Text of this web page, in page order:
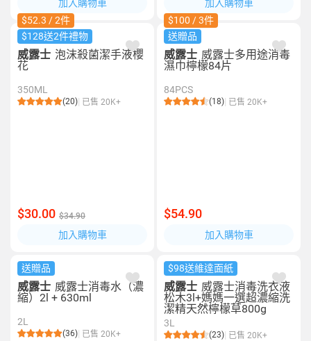
加入購物車
加入購物車
$52.3 / 2件
$128送2件禮物
威露士 泡沫殺菌潔手液櫻
花
350ML
(20) 已售 20K+
$30.00 $34.90
加入購物車
$100 / 3件
送贈品
威露士 威露士多用途消毒
濕巾檸檬84片
84PCS
(18) 已售 20K+
$54.90
加入購物車
送贈品
威露士 威露士消毒水（濃
縮）2l + 630ml
2L
(36) 已售 20K+
$98送維達面紙
威露士 威露士消毒洗衣液
松木3l+媽媽一選超濃縮洗
潔精天然檸檬草800g
3L
(23) 已售 20K+